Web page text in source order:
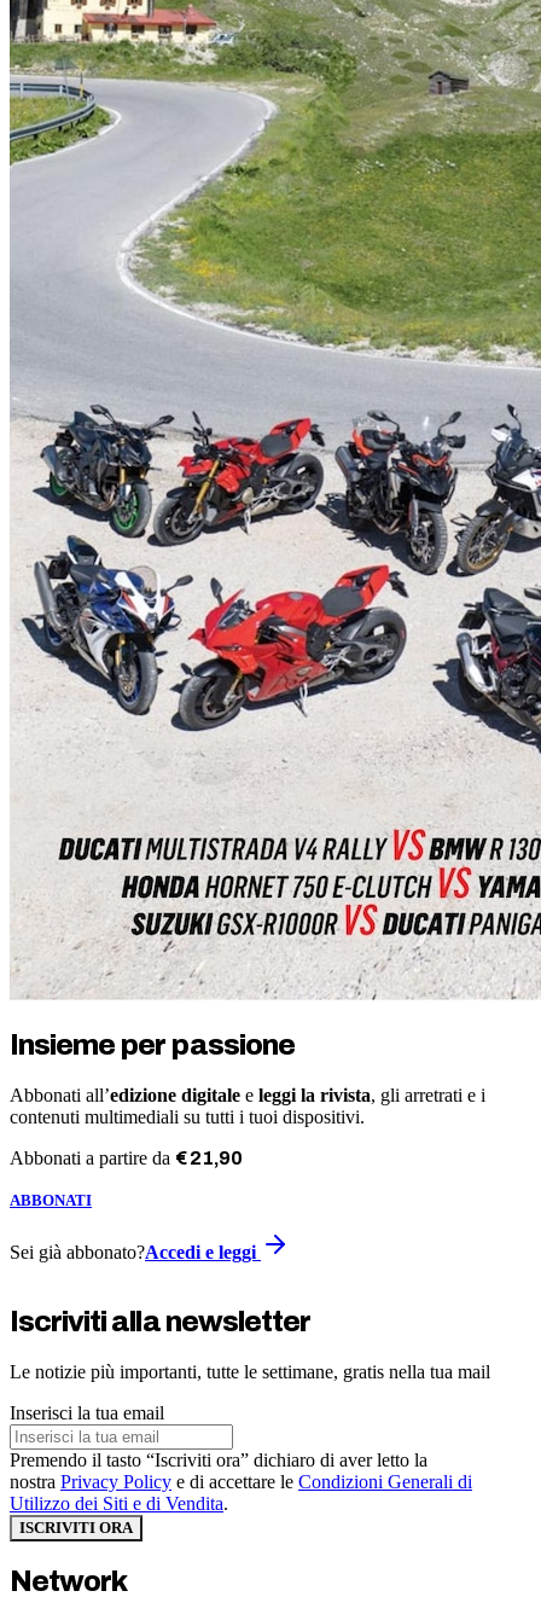
Insieme per passione
Abbonati all’edizione digitale e leggi la rivista, gli arretrati e i
contenuti multimediali su tutti i tuoi dispositivi.
Abbonati a partire da €21,90
ABBONATI
Sei già abbonato?Accedi e leggi
Iscriviti alla newsletter
Le notizie più importanti, tutte le settimane, gratis nella tua mail
Inserisci la tua email
Premendo il tasto “Iscriviti ora” dichiaro di aver letto la
nostra Privacy Policy e di accettare le Condizioni Generali di
Utilizzo dei Siti e di Vendita.
ISCRIVITI ORA
Network